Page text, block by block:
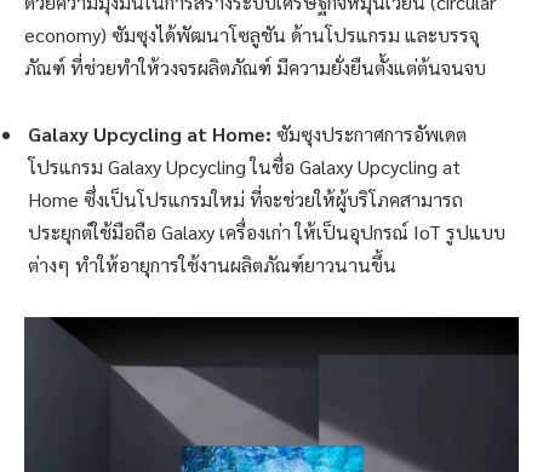
economy) ซัมซุงได้พัฒนาโซลูชัน ด้านโปรแกรม และบรรจุ
ภัณฑ์ ที่ช่วยทำให้วงจรผลิตภัณฑ์ มีความยั่งยืนตั้งแต่ต้นจนจบ
Galaxy Upcycling at Home: ซัมซุงประกาศการอัพเดต
โปรแกรม Galaxy Upcycling ในชื่อ Galaxy Upcycling at
Home ซึ่งเป็นโปรแกรมใหม่ ที่จะช่วยให้ผู้บริโภคสามารถ
ประยุกต์ใช้มือถือ Galaxy เครื่องเก่า ให้เป็นอุปกรณ์ IoT รูปแบบ
ต่างๆ ทำให้อายุการใช้งานผลิตภัณฑ์ยาวนานขึ้น